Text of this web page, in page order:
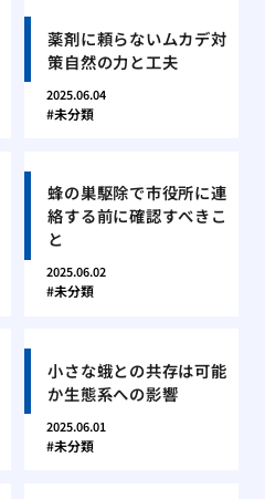
薬剤に頼らないムカデ対
策自然の力と工夫
2025.06.04
未分類
蜂の巣駆除で市役所に連
絡する前に確認すべきこ
と
2025.06.02
未分類
小さな蛾との共存は可能
か生態系への影響
2025.06.01
未分類